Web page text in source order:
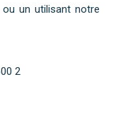
ou un utilisant notre
2